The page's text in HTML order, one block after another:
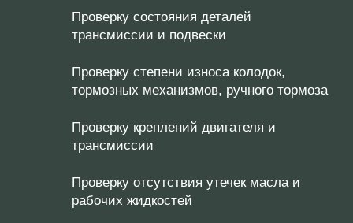
Проверку состояния деталей
трансмиссии и подвески
Проверку степени износа колодок,
тормозных механизмов, ручного тормоза
Проверку креплений двигателя и
трансмиссии
Проверку отсутствия утечек масла и
рабочих жидкостей